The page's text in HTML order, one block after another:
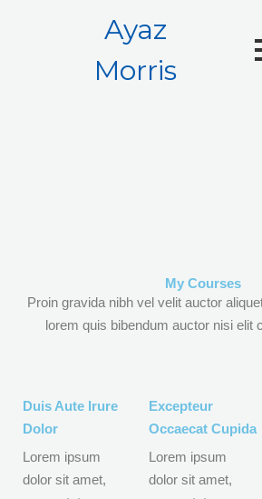
Ayaz
Morris
My Courses
Proin gravida nibh vel velit auctor
lorem quis bibendum auctor nisi elit
Duis Aute Irure
Dolor
Lorem ipsum
dolor sit amet,
Excepteur
Occaecat Cupida
Lorem ipsum
dolor sit amet,